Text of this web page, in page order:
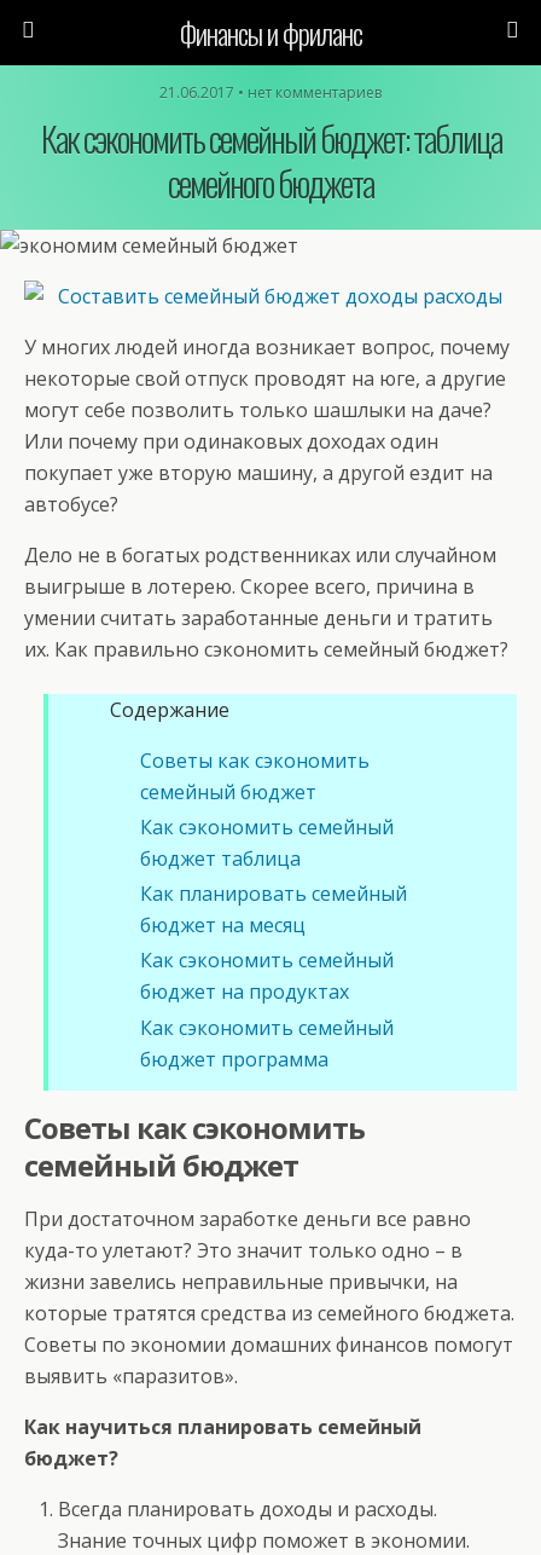
Финансы и фриланс
21.06.2017 • нет комментариев
Как сэкономить семейный бюджет: таблица
семейного бюджета
У многих людей иногда возникает вопрос, почему
некоторые свой отпуск проводят на юге, а другие
могут себе позволить только шашлыки на даче?
Или почему при одинаковых доходах один
покупает уже вторую машину, а другой ездит на
автобусе?
Дело не в богатых родственниках или случайном
выигрыше в лотерею. Скорее всего, причина в
умении считать заработанные деньги и тратить
их. Как правильно сэкономить семейный бюджет?
Содержание
Советы как сэкономить
семейный бюджет
Как сэкономить семейный
бюджет таблица
Как планировать семейный
бюджет на месяц
Как сэкономить семейный
бюджет на продуктах
Как сэкономить семейный
бюджет программа
Советы как сэкономить
семейный бюджет
При достаточном заработке деньги все равно
куда-то улетают? Это значит только одно – в
жизни завелись неправильные привычки, на
которые тратятся средства из семейного бюджета.
Советы по экономии домашних финансов помогут
выявить «паразитов».
Как научиться планировать семейный
бюджет?
Всегда планировать доходы и расходы.
Знание точных цифр поможет в экономии.